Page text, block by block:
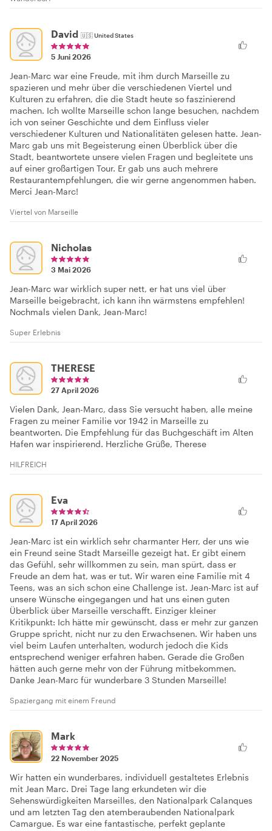
David 🇺🇸United States
5 Juni 2026
Jean-Marc war eine Freude, mit ihm durch Marseille zu
spazieren und mehr über die verschiedenen Viertel und
Kulturen zu erfahren, die die Stadt heute so faszinierend
machen. Ich wollte Marseille schon lange besuchen, nachdem
ich von seiner Geschichte und dem Einfluss vieler
verschiedener Kulturen und Nationalitäten gelesen hatte. Jean-
Marc gab uns mit Begeisterung einen Überblick über die
Stadt, beantwortete unsere vielen Fragen und begleitete uns
auf einer großartigen Tour. Er gab uns auch mehrere
Restaurantempfehlungen, die wir gerne angenommen haben.
Merci Jean-Marc!
Viertel von Marseille
Nicholas
3 Mai 2026
Jean-Marc war wirklich super nett, er hat uns viel über
Marseille beigebracht, ich kann ihn wärmstens empfehlen!
Nochmals vielen Dank, Jean-Marc!
Super Erlebnis
THERESE
27 April 2026
Vielen Dank, Jean-Marc, dass Sie versucht haben, alle meine
Fragen zu meiner Familie vor 1942 in Marseille zu
beantworten. Die Empfehlung für das Buchgeschäft im Alten
Hafen war inspirierend. Herzliche Grüße, Therese
HILFREICH
Eva
17 April 2026
Jean-Marc ist ein wirklich sehr charmanter Herr, der uns wie
ein Freund seine Stadt Marseille gezeigt hat. Er gibt einem
das Gefühl, sehr willkommen zu sein, man spürt, dass er
Freude an dem hat, was er tut. Wir waren eine Familie mit 4
Teens, was an sich schon eine Challenge ist. Jean-Marc ist auf
unsere Wünsche eingegangen und hat uns einen guten
Überblick über Marseille verschafft. Einziger kleiner
Kritikpunkt: Ich hätte mir gewünscht, dass er mehr zur ganzen
Gruppe spricht, nicht nur zu den Erwachsenen. Wir haben uns
viel beim Laufen unterhalten, wodurch jedoch die Kids
entsprechend weniger erfahren haben. Gerade die Großen
hätten auch gerne mehr von der Führung mitbekommen.
Danke Jean-Marc für wunderbare 3 Stunden Marseille!
Spaziergang mit einem Freund
Mark
22 November 2025
Wir hatten ein wunderbares, individuell gestaltetes Erlebnis
mit Jean Marc. Drei Tage lang erkundeten wir die
Sehenswürdigkeiten Marseilles, den Nationalpark Calanques
und am letzten Tag den atemberaubenden Nationalpark
Camargue. Es war eine fantastische, perfekt geplante